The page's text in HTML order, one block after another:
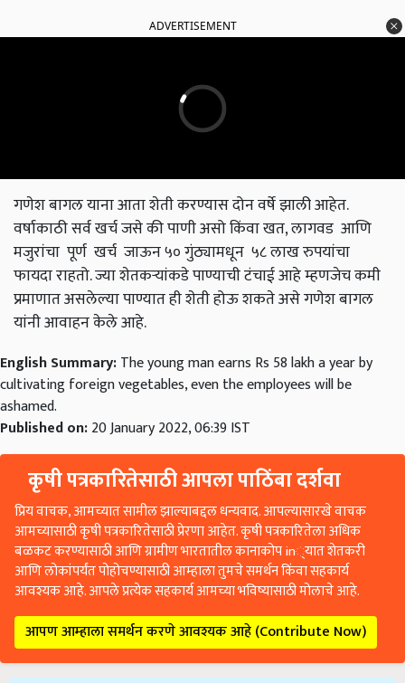
ADVERTISEMENT
गणेश बागल याना आता शेती करण्यास दोन वर्षे झाली आहेत.
वर्षाकाठी सर्व खर्च जसे की पाणी असो किंवा खत, लागवड आणि
मजुरांचा पूर्ण खर्च जाऊन ५० गुंठ्यामधून ५८ लाख रुपयांचा
फायदा राहतो. ज्या शेतकऱ्यांकडे पाण्याची टंचाई आहे म्हणजेच कमी
प्रमाणात असलेल्या पाण्यात ही शेती होऊ शकते असे गणेश बागल
यांनी आवाहन केले आहे.
English Summary:The young man earns Rs 58 lakh a year by
cultivating foreign vegetables, even the employees will be
ashamed.
Published on:20 January 2022, 06:39 IST
कृषी पत्रकारितेसाठी आपला पाठिंबा दर्शवा
प्रिय वाचक, आमच्यात सामील झाल्याबद्दल धन्यवाद. आपल्यासारखे वाचक
आमच्यासाठी कृषी पत्रकारितेसाठी प्रेरणा आहेत. कृषी पत्रकारितेला अधिक
बळकट करण्यासाठी आणि ग्रामीण भारतातील कानाकोप in्यात शेतकरी
आणि लोकांपर्यंत पोहोचण्यासाठी आम्हाला तुमचे समर्थन किंवा सहकार्य
आवश्यक आहे. आपले प्रत्येक सहकार्य आमच्या भविष्यासाठी मोलाचे आहे.
आपण आम्हाला समर्थन करणे आवश्यक आहे (Contribute Now)